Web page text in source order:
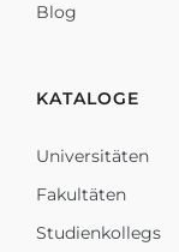
Blog
KATALOGE
Universitäten
Fakultäten
Studienkollegs